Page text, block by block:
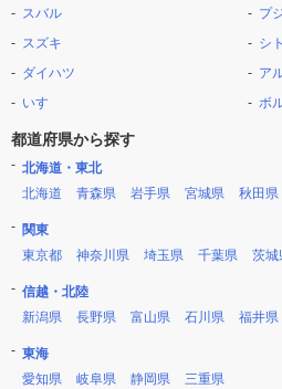
スバル
スズキ
ダイハツ
いすゞ
プ
シ
ア
ボ
都道府県から探す
北海道・東北
北海道
青森県 岩手県 宮城県 秋田県
関東
東京都
神奈川県 埼玉県 千葉県 茨城
信越・北陸
新潟県
長野県 富山県 石川県 福井県
東海
愛知県
岐阜県 静岡県 三重県